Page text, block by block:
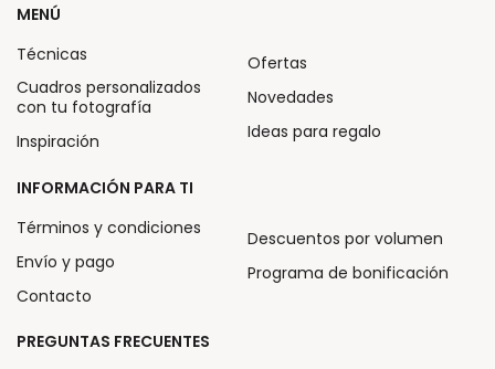
MENÚ
Técnicas
Cuadros personalizados
con tu fotografía
Inspiración
Ofertas
Novedades
Ideas para regalo
INFORMACIÓN PARA TI
Términos y condiciones
Envío y pago
Contacto
Descuentos por volumen
Programa de bonificación
PREGUNTAS FRECUENTES